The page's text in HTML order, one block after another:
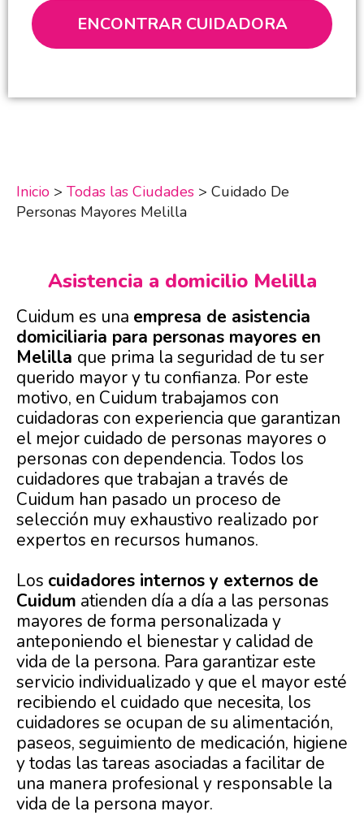
Inicio > Todas las Ciudades > Cuidado De
Personas Mayores Melilla
Asistencia a domicilio Melilla
Cuidum es una empresa de asistencia
domiciliaria para personas mayores en
Melilla que prima la seguridad de tu ser
querido mayor y tu confianza. Por este
motivo, en Cuidum trabajamos con
cuidadoras con experiencia que garantizan
el mejor cuidado de personas mayores o
personas con dependencia. Todos los
cuidadores que trabajan a través de
Cuidum han pasado un proceso de
selección muy exhaustivo realizado por
expertos en recursos humanos.
Los cuidadores internos y externos de
Cuidum atienden día a día a las personas
mayores de forma personalizada y
anteponiendo el bienestar y calidad de
vida de la persona. Para garantizar este
servicio individualizado y que el mayor esté
recibiendo el cuidado que necesita, los
cuidadores se ocupan de su alimentación,
paseos, seguimiento de medicación, higiene
y todas las tareas asociadas a facilitar de
una manera profesional y responsable la
vida de la persona mayor.